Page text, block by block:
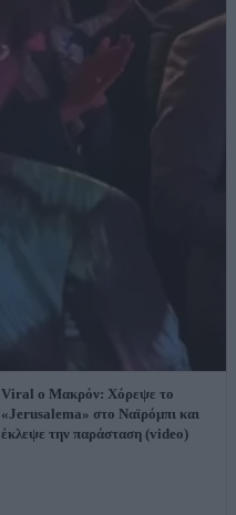
Viral ο Μακρόν: Χόρεψε το
«Jerusalema» στο Ναϊρόμπι και
έκλεψε την παράσταση (video)